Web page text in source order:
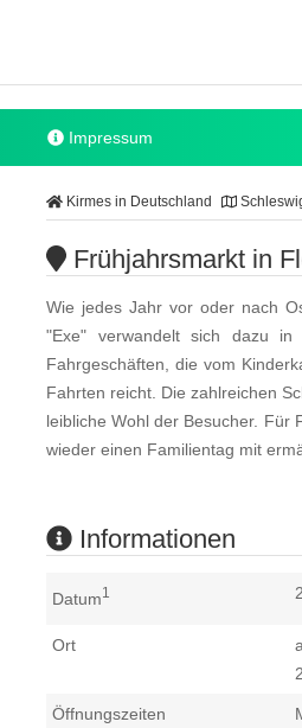
Impressum
Kirmes in Deutschland
Frühjahrsmarkt in
Wie jedes Jahr vor oder nach
"Exe" verwandelt sich dazu in
Fahrgeschäften, die vom
Fahrten reicht. Die zahlreichen
leibliche Wohl der Besucher. Für
wieder einen Familientag mit
Informationen
Datum1
Ort
Öffnungszeiten